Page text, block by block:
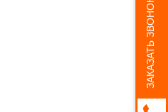
ЗАКАЗАТЬ ЗВОНОК